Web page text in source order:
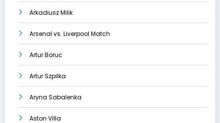
Arkadiusz Milik
Arsenal vs. Liverpool Match
Artur Boruc
Artur Szpilka
Aryna Sabalenka
Aston Villa